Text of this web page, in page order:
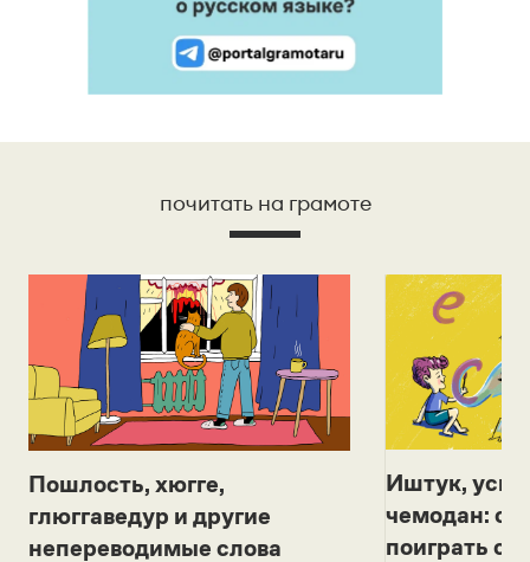
почитать на грамоте
Пошлость, хюгге,
глюггаведур и другие
непереводимые слова
Иштук,
чемодан:
поиграть с